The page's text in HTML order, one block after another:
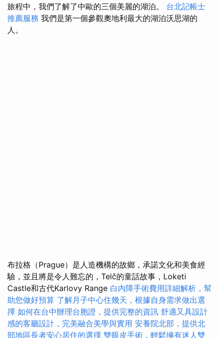
旅程中，我們了解了中歐的三個美麗的湖泊。 台北記帳士
推薦服務 我們是第一個參觀奧地利最大的湖泊沃思湖的
人。
布拉格（Prague）是人造機構的故鄉，承諾文化和美食經
驗，並且將是令人難忘的，Telč的童話故事，Loketi
Castle和古代Karlovy Range 白內障手術費用詳細解析，幫
助您做好預算 了解月子中心住幾天，根據自身需求做出選
擇 如何在台中辦理台胞證，提供完整的資訊 舒適又具設計
感的客廳設計，完美融合美學與實用 安養院北部，提供北
部地區長者安心居住的選擇 雙眼皮手術，輕鬆擁有迷人雙